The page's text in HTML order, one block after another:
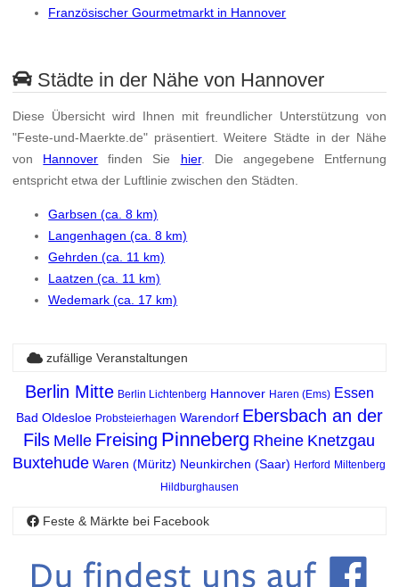
Französischer Gourmetmarkt in Hannover
Städte in der Nähe von Hannover
Diese Übersicht wird Ihnen mit freundlicher Unterstützung von
"Feste-und-Maerkte.de" präsentiert. Weitere Städte in der Nähe
von Hannover finden Sie hier. Die angegebene Entfernung
entspricht etwa der Luftlinie zwischen den Städten.
Garbsen (ca. 8 km)
Langenhagen (ca. 8 km)
Gehrden (ca. 11 km)
Laatzen (ca. 11 km)
Wedemark (ca. 17 km)
zufällige Veranstaltungen
Berlin Mitte Berlin Lichtenberg Hannover Haren (Ems) Essen
Bad Oldesloe Probsteierhagen Warendorf Ebersbach an der
Fils Melle Freising Pinneberg Rheine Knetzgau
Buxtehude Waren (Müritz) Neunkirchen (Saar) Herford Miltenberg
Hildburghausen
Feste & Märkte bei Facebook